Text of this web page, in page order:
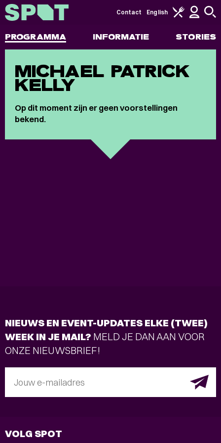
PROGRAMMA INFORMATIE STORIES
Contact English
MICHAEL PATRICK
KELLY
Op dit moment zijn er geen voorstellingen
bekend.
NIEUWS EN EVENT-UPDATES ELKE (TWEE)
WEEK IN JE MAIL? MELD JE DAN AAN VOOR
ONZE NIEUWSBRIEF!
Jouw e-mailadres
VOLG SPOT